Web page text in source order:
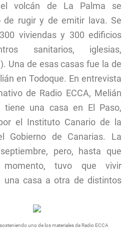
el volcán de La Palma se
de rugir y de emitir lava. Se
viviendas y 300 edificios
sanitarios, iglesias,
Una de esas casas fue la de
en Todoque. En entrevista
de Radio ECCA, Melián
tiene una casa en El Paso,
el Instituto Canario de la
Gobierno de Canarias. La
pero, hasta que
tuvo que vivir
una casa a otra de distintos
uno de los materiales de Radio ECCA